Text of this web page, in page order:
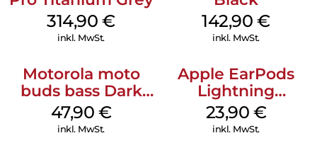
Automatisches Wechseln kannst du beim Hören nahtlos
zwischen deinem iPhone, iPad und Mac wechseln.
PRÄZISE STEUERUNG – Mit der Digital Crown kannst du
und dich stummschalten sowie die Lautstärke steuern und
Songs überspringen.
UNTERSTÜTZT JETZT DAS AUFLADEN ÜBER USBC – Dank
einem neuen USB-C Anschluss kannst du deine AirPods Max
jetzt mit demselben Kabel laden wie dein iPhone, dein iPad,
314,90€
inkl. MwSt.
142,90€
inkl. MwSt.
Motorola moto
buds bass Dark
Shadow
47,90 €
inkl. MwSt.
Apple EarPods
Lightning
Anschluss Weiß
23,90 €
inkl. MwSt.